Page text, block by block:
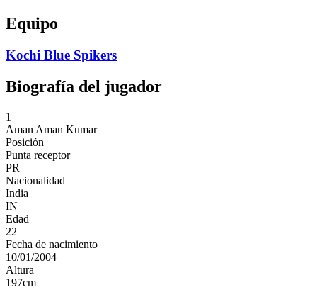
Equipo
Kochi Blue Spikers
Biografía del jugador
1
Aman Aman Kumar
Posición
Punta receptor
PR
Nacionalidad
India
IN
Edad
22
Fecha de nacimiento
10/01/2004
Altura
197cm